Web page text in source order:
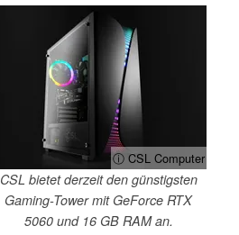
ⓘ CSL Computer
CSL bietet derzeit den günstigsten
Gaming-Tower mit GeForce RTX
5060 und 16 GB RAM an.